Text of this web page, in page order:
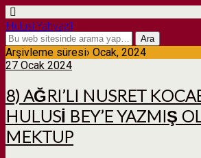
Hulusi Yahyagil
Arşivleme süresi› Ocak, 2024
27 Ocak 2024
8) AĞRI’LI NUSRET
HULUSİ BEY’E YAZMIŞ
MEKTUP